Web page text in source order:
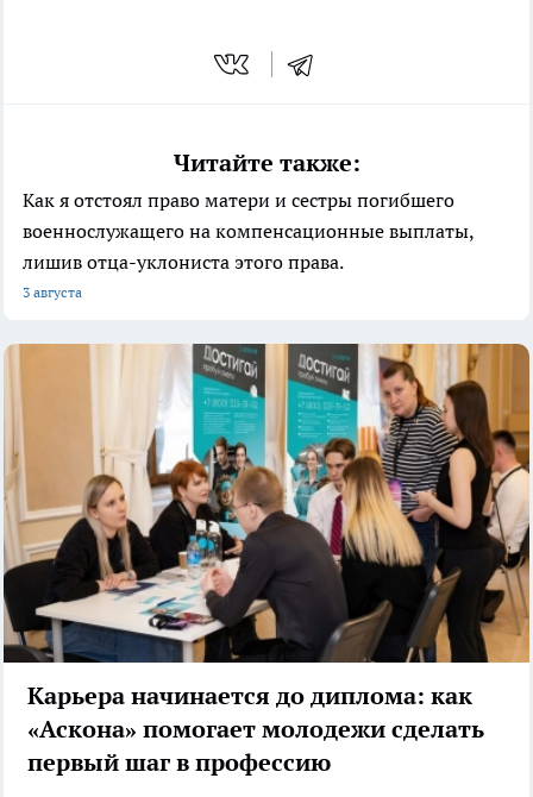
Читайте также:
Как я отстоял право матери и сестры погибшего
военнослужащего на компенсационные выплаты,
лишив отца-уклониста этого права.
3 августа
Карьера начинается до диплома: как
«Аскона» помогает молодежи сделать
первый шаг в профессию